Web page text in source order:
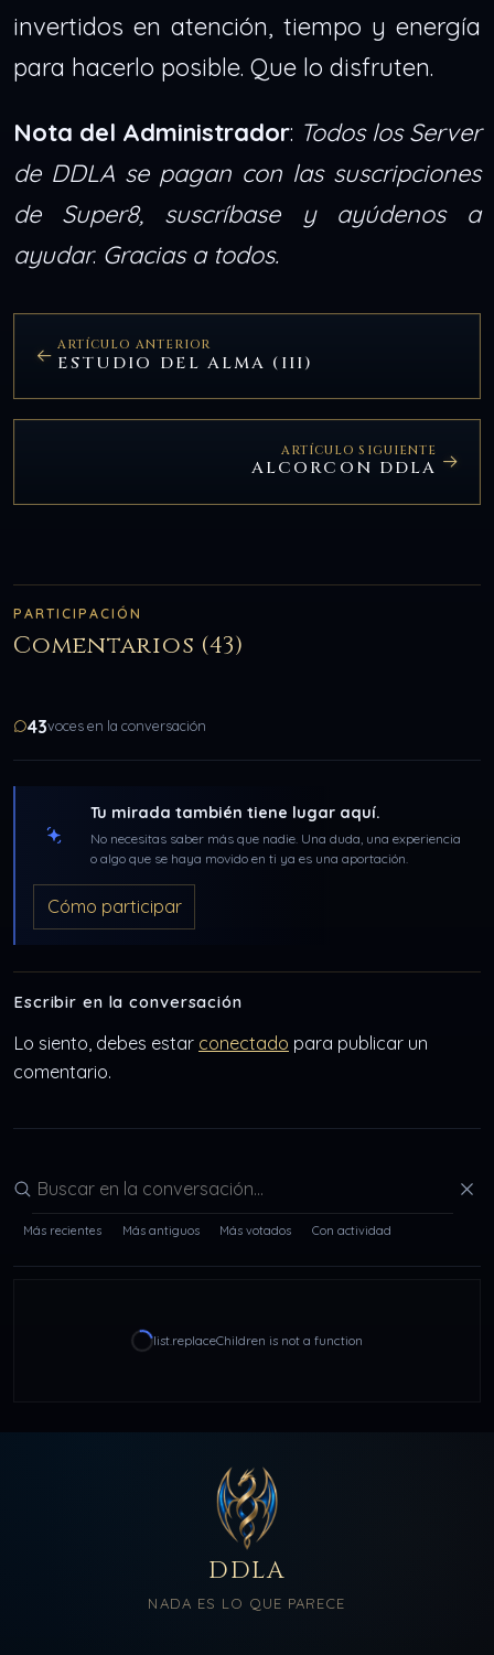
invertidos en atención, tiempo y energía
para hacerlo posible. Que lo disfruten.
Nota del Administrador: Todos los Server
de DDLA se pagan con las suscripciones
de Super8, suscríbase y ayúdenos a
ayudar. Gracias a todos.
ARTÍCULO ANTERIOR
ESTUDIO DEL ALMA (III)
ARTÍCULO SIGUIENTE
ALCORCON DDLA
PARTICIPACIÓN
Comentarios (43)
43voces en la conversación
Tu mirada también tiene lugar aquí.
No necesitas saber más que nadie. Una duda, una experiencia
o algo que se haya movido en ti ya es una aportación.
Cómo participar
Escribir en la conversación
Lo siento, debes estar conectado para publicar un
comentario.
Buscar en la conversación
Más recientes Más antiguos Más votados Con actividad
list.replaceChildren is not a function
DDLA
NADA ES LO QUE PARECE